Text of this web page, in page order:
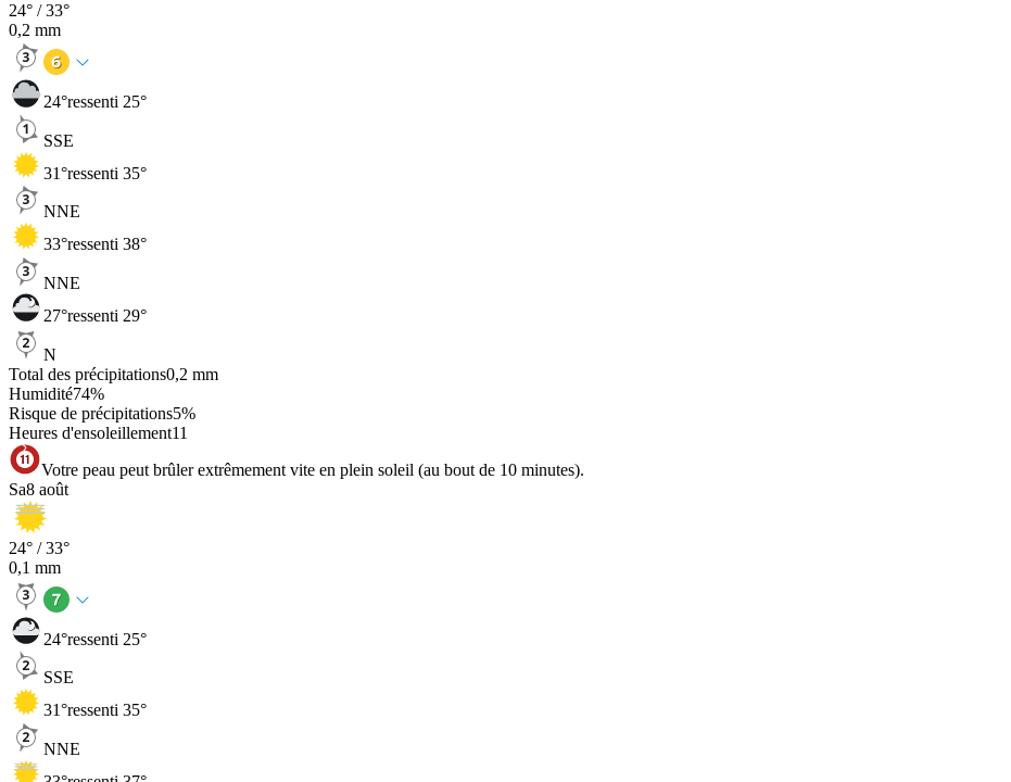
24° /33°
0,2 mm
24°ressenti 25°
SSE
31°ressenti 35°
NNE
33°ressenti 38°
NNE
27°ressenti 29°
N
Total des précipitations0,2 mm
Humidité74%
Risque de précipitations5%
Heures d'ensoleillement11
Votre peau peut brûler extrêmement vite en plein soleil (au bout de 10 minutes).
Sa8 août
24° /33°
0,1 mm
24°ressenti 25°
SSE
31°ressenti 35°
NNE